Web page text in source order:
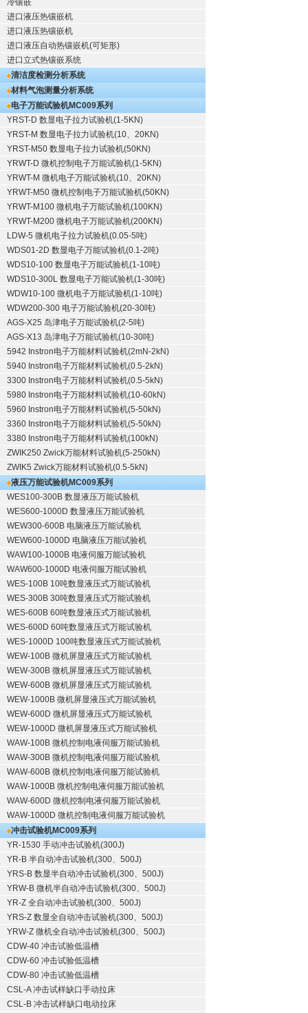
冷镶嵌
进口液压热镶嵌机
进口液压热镶嵌机
进口液压自动热镶嵌机(可矩形)
进口立式热镶嵌系统
清洁度检测分析系统
材料气泡测量分析系统
电子万能试验机MC009系列
YRST-D 数显电子拉力试验机(1-5KN)
YRST-M 数显电子拉力试验机(10、20KN)
YRST-M50 数显电子拉力试验机(50KN)
YRWT-D 微机控制电子万能试验机(1-5KN)
YRWT-M 微机电子万能试验机(10、20KN)
YRWT-M50 微机控制电子万能试验机(50KN)
YRWT-M100 微机电子万能试验机(100KN)
YRWT-M200 微机电子万能试验机(200KN)
LDW-5 微机电子拉力试验机(0.05-5吨)
WDS01-2D 数显电子万能试验机(0.1-2吨)
WDS10-100 数显电子万能试验机(1-10吨)
WDS10-300L 数显电子万能试验机(1-30吨)
WDW10-100 微机电子万能试验机(1-10吨)
WDW200-300 电子万能试验机(20-30吨)
AGS-X25 岛津电子万能试验机(2-5吨)
AGS-X13 岛津电子万能试验机(10-30吨)
5942 Instron电子万能材料试验机(2mN-2kN)
5940 Instron电子万能材料试验机(0.5-2kN)
3300 Instron电子万能材料试验机(0.5-5kN)
5980 Instron电子万能材料试验机(10-60kN)
5960 Instron电子万能材料试验机(5-50kN)
3360 Instron电子万能材料试验机(5-50kN)
3380 Instron电子万能材料试验机(100kN)
ZWIK250 Zwick万能材料试验机(5-250kN)
ZWIK5 Zwick万能材料试验机(0.5-5kN)
液压万能试验机MC009系列
WES100-300B 数显液压万能试验机
WES600-1000D 数显液压万能试验机
WEW300-600B 电脑液压万能试验机
WEW600-1000D 电脑液压万能试验机
WAW100-1000B 电液伺服万能试验机
WAW600-1000D 电液伺服万能试验机
WES-100B 10吨数显液压式万能试验机
WES-300B 30吨数显液压式万能试验机
WES-600B 60吨数显液压式万能试验机
WES-600D 60吨数显液压式万能试验机
WES-1000D 100吨数显液压式万能试验机
WEW-100B 微机屏显液压式万能试验机
WEW-300B 微机屏显液压式万能试验机
WEW-600B 微机屏显液压式万能试验机
WEW-1000B 微机屏显液压式万能试验机
WEW-600D 微机屏显液压式万能试验机
WEW-1000D 微机屏显液压式万能试验机
WAW-100B 微机控制电液伺服万能试验机
WAW-300B 微机控制电液伺服万能试验机
WAW-600B 微机控制电液伺服万能试验机
WAW-1000B 微机控制电液伺服万能试验机
WAW-600D 微机控制电液伺服万能试验机
WAW-1000D 微机控制电液伺服万能试验机
冲击试验机MC009系列
YR-1530 手动冲击试验机(300J)
YR-B 半自动冲击试验机(300、500J)
YRS-B 数显半自动冲击试验机(300、500J)
YRW-B 微机半自动冲击试验机(300、500J)
YR-Z 全自动冲击试验机(300、500J)
YRS-Z 数显全自动冲击试验机(300、500J)
YRW-Z 微机全自动冲击试验机(300、500J)
CDW-40 冲击试验低温槽
CDW-60 冲击试验低温槽
CDW-80 冲击试验低温槽
CSL-A 冲击试样缺口手动拉床
CSL-B 冲击试样缺口电动拉床